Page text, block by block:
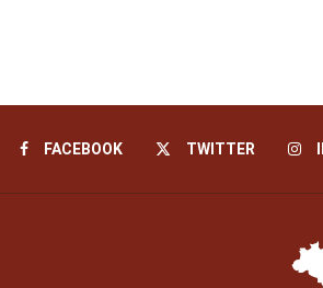
FACEBOOK TWITTER